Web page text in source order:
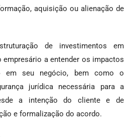
aquisição ou alienação de
de investimentos em
a entender os impactos
em seu negócio, bem como o
jurídica necessária para a
a intenção do cliente e de
e formalização do acordo.